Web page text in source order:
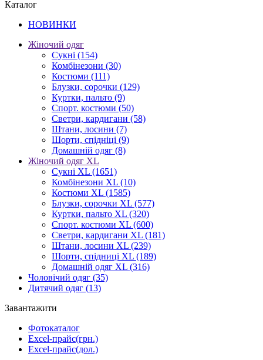
Каталог
НОВИНКИ
Жіночий одяг
Сукні (154)
Комбінезони (30)
Костюми (111)
Блузки, сорочки (129)
Куртки, пальто (9)
Спорт. костюми (50)
Светри, кардигани (58)
Штани, лосини (7)
Шорти, спідніці (9)
Домашній одяг (8)
Жіночий одяг XL
Cукні XL (1651)
Комбінезони XL (10)
Костюми XL (1585)
Блузки, сорочки XL (577)
Куртки, пальто XL (320)
Спорт. костюми XL (600)
Светри, кардигани XL (181)
Штани, лосини XL (239)
Шорти, спідниці XL (189)
Домашній одяг XL (316)
Чоловічий одяг (35)
Дитячий одяг (13)
Завантажити
Фотокаталог
Excel-прайс(грн.)
Excel-прайс(дол.)